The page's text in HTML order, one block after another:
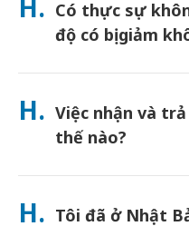
H. Có thực sự
độ có bị giảm
Dung lượng thực sự không
thông. Bạn có thể sử dụng
cả ngày. (Giống như bất kỳ
mạng tạm thời có thể ảnh
H. Việc nhận và
thế nào?
Nhận tại các sân bay chính,
hành). Đã bao gồm phong
H. Tôi đã ở Nhật